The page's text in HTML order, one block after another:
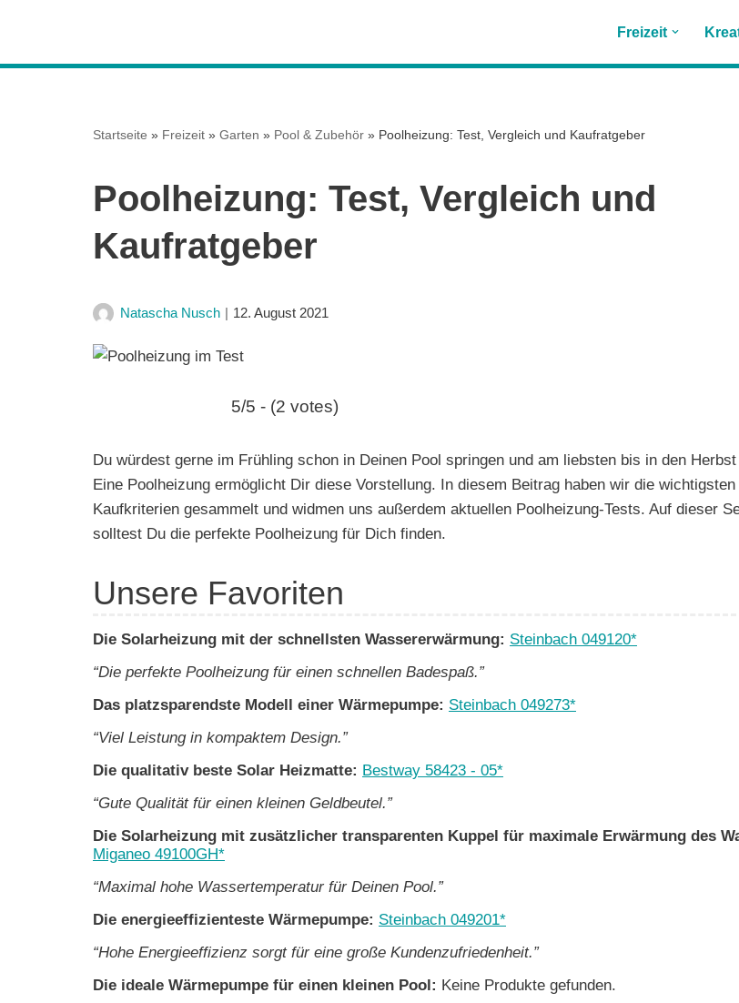
Freizeit
Startseite » Freizeit » Garten » Pool & Zubehör » Poolheizung: Test, Vergleich und Kaufratgeber
Poolheizung: Test, Vergleich und
Kaufratgeber
Natascha Nusch 12. August 2021
5/5 - (2 votes)
Du würdest gerne im Frühling schon in Deinen Pool springen und am liebsten bis in den Herbst
Eine Poolheizung ermöglicht Dir diese Vorstellung. In diesem Beitrag haben wir die wichtigsten
Kaufkriterien gesammelt und widmen uns außerdem aktuellen Poolheizung-Tests. Auf dieser
solltest Du die perfekte Poolheizung für Dich finden.
Unsere Favoriten
Die Solarheizung mit der schnellsten Wassererwärmung: Steinbach 049120*
“Die perfekte Poolheizung für einen schnellen Badespaß.”
Das platzsparendste Modell einer Wärmepumpe: Steinbach 049273*
“Viel Leistung in kompaktem Design.”
Die qualitativ beste Solar Heizmatte: Bestway 58423 - 05*
“Gute Qualität für einen kleinen Geldbeutel.”
Die Solarheizung mit zusätzlicher transparenten Kuppel für maximale Erwärmung des
Miganeo 49100GH*
“Maximal hohe Wassertemperatur für Deinen Pool.”
Die energieeffizienteste Wärmepumpe: Steinbach 049201*
“Hohe Energieeffizienz sorgt für eine große Kundenzufriedenheit.”
Die ideale Wärmepumpe für einen kleinen Pool: Keine Produkte gefunden.